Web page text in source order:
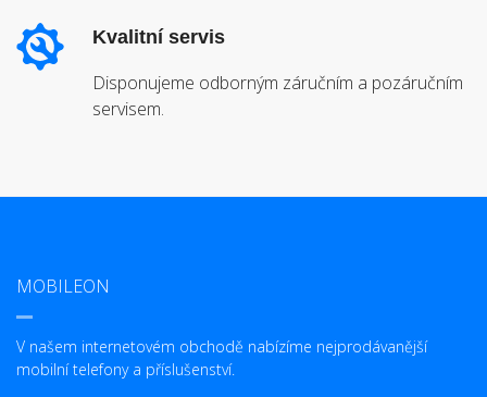
Kvalitní servis
Disponujeme odborným záručním a pozáručním
servisem.
MOBILEON
V našem internetovém obchodě nabízíme nejprodávanější
mobilní telefony a příslušenství.